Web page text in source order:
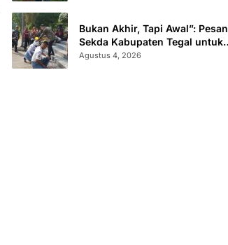
Bukan Akhir, Tapi Awal”: Pesan
Sekda Kabupaten Tegal untuk
Calon Paskibraka 2026
Agustus 4, 2026